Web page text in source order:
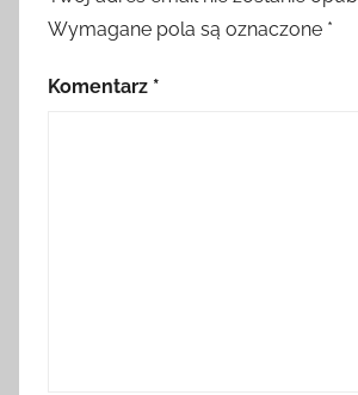
Wymagane pola są oznaczone *
Komentarz *